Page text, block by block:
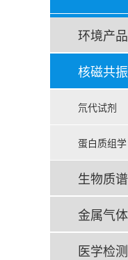
环境产品
核磁共振
氘代试剂
蛋白质组学
生物质谱
金属气体
医学检测